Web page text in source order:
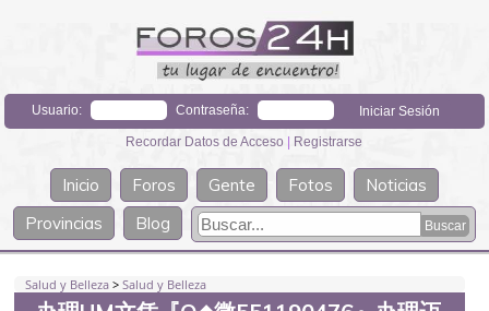
Usuario: Contraseña:
Recordar Datos de Acceso | Registrarse
Inicio Foros Gente Fotos
Noticias
Provincias
Blog
Salud y Belleza >Salud y Belleza